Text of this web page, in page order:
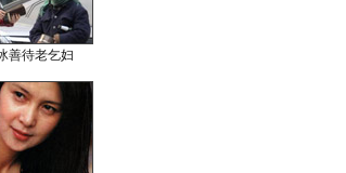
善待老乞妇